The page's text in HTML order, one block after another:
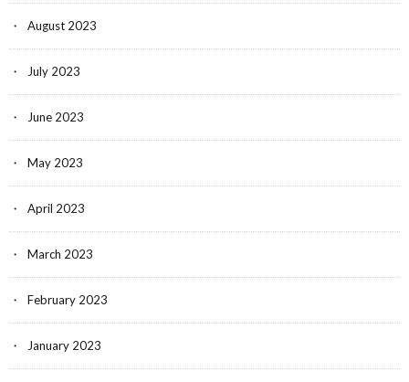
August 2023
July 2023
June 2023
May 2023
April 2023
March 2023
February 2023
January 2023